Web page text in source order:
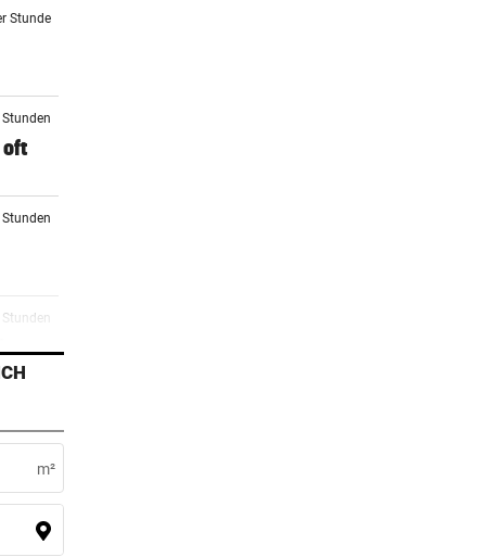
Stunde
oft
Stunden
m²